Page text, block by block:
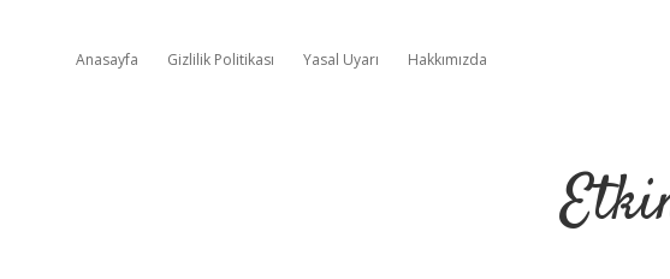
Anasayfa Gizlilik Politikası Yasal Uyarı Hakkımızda